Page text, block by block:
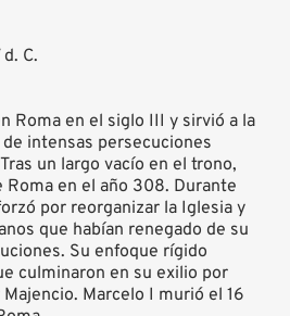
C.
Roma en el siglo III y sirvió a la
intensas persecuciones
un largo vacío en el trono,
en el año 308. Durante
por reorganizar la Iglesia y
que habían renegado de su
Su enfoque rígido
culminaron en su exilio por
Marcelo I murió el 16